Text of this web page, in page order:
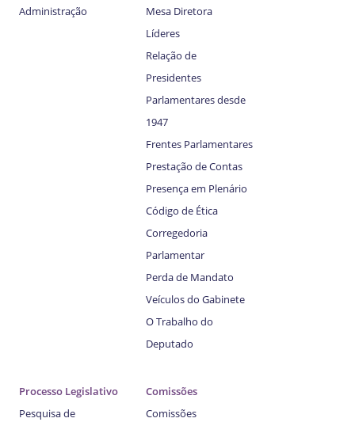
Administração
Mesa Diretora
Líderes
Relação de
Presidentes
Parlamentares desde
1947
Frentes Parlamentares
Prestação de Contas
Presença em Plenário
Código de Ética
Corregedoria
Parlamentar
Perda de Mandato
Veículos do Gabinete
O Trabalho do
Deputado
Processo Legislativo
Pesquisa de
Comissões
Comissões